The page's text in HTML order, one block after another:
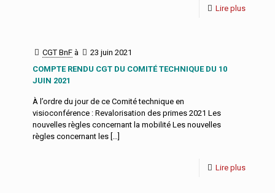
Lire plus
CGT BnF à
23 juin 2021
COMPTE RENDU CGT DU COMITÉ TECHNIQUE DU 10
JUIN 2021
À l’ordre du jour de ce Comité technique en
visioconférence : Revalorisation des primes 2021 Les
nouvelles règles concernant la mobilité Les nouvelles
règles concernant les […]
Lire plus